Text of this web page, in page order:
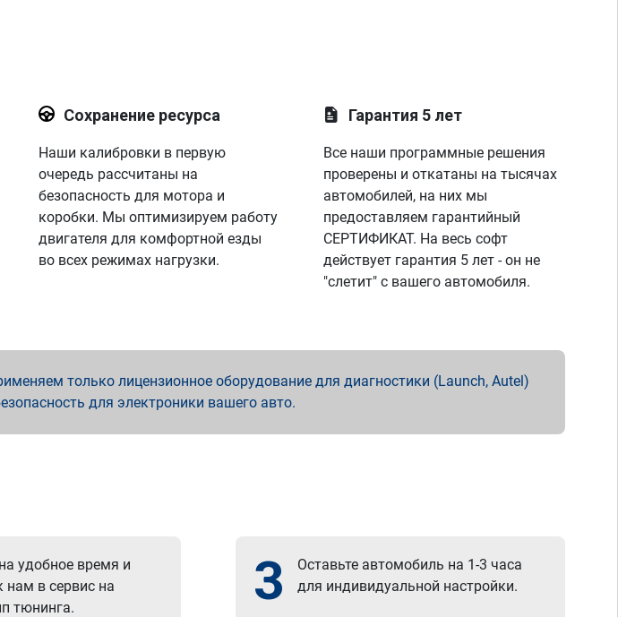
Сохранение ресурса
Наши калибровки в первую
очередь рассчитаны на
безопасность для мотора и
коробки. Мы оптимизируем работу
двигателя для комфортной езды
во всех режимах нагрузки.
Гарантия 5 лет
Все наши программные решения
проверены и откатаны на тысячах
автомобилей, на них мы
предоставляем гарантийный
СЕРТИФИКАТ. На весь софт
действует гарантия 5 лет - он не
"слетит" с вашего автомобиля.
только лицензионное оборудование для диагностики (Launch, Autel)
для электроники вашего авто.
удобное время и
нам в сервис на
тюнинга.
3
Оставьте автомобиль на 1-3 часа
для индивидуальной настройки.